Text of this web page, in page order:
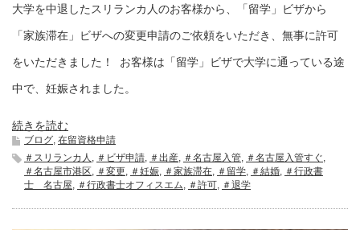
大学を中退したスリランカ人のお客様から、「留学」ビザから
「家族滞在」ビザへの変更申請のご依頼をいただき、無事に許可
をいただきました！ お客様は「留学」ビザで大学に通っている途
中で、妊娠されました。
続きを読む
ブログ 在留資格申請
＃スリランカ人
＃ビザ申請 ＃出産 ＃名古屋入管 ＃名古屋入管すぐ
＃名古屋市港区
＃変更 ＃妊娠 ＃家族滞在 ＃留学 ＃結婚
＃行政書
士 名古屋
＃行政書士オフィスエム ＃許可 ＃退学